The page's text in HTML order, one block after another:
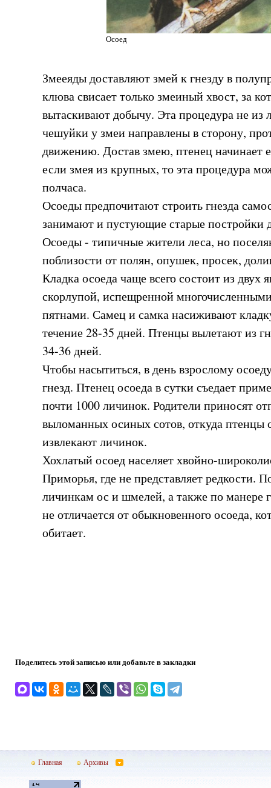
Осоед
Змееяды доставляют змей к гнезду в
клюва свисает только змеиный хвост, за
вытаскивают добычу. Эта процедура не из
чешуйки у змеи направлены в сторону,
движению. Достав змею, птенец начинает
если змея из крупных, то эта процедура
полчаса.
Осоеды предпочитают строить гнезда
занимают и пустующие старые постройки
Осоеды - типичные жители леса, но
поблизости от полян, опушек, просек,
Кладка осоеда чаще всего состоит из двух
скорлупой, испещренной
пятнами. Самец и самка насиживают
течение 28-35 дней. Птенцы вылетают из
34-36 дней.
Чтобы насытиться, в день взрослому
гнезд. Птенец осоеда в сутки съедает
почти 1000 личинок. Родители приносят
выломанных осиных сотов, откуда птенцы
извлекают личинок.
Хохлатый осоед населяет хвойно-
Приморья, где не представляет редкости.
личинкам ос и шмелей, а также по манере
не отличается от обыкновенного осоеда,
обитает.
Поделитесь этой записью или добавьте в закладки
Главная Архивы